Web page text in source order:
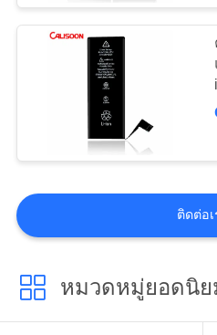
iPhone 12
เครื่องเปลี่
โทรศัพท์มือ
ติดต่อเ
หมวดหมู่ยอดนิย